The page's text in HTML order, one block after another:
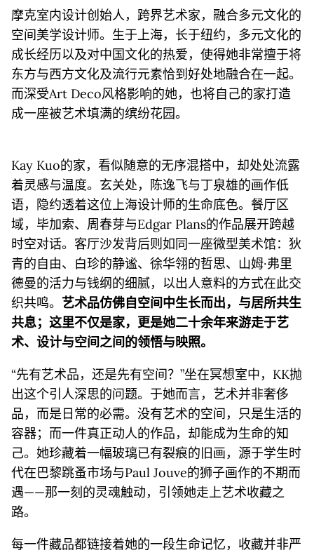
摩克室内设计创始人，跨界艺术家，融合多元文化的
空间美学设计师。生于上海，长于纽约，多元文化的
成长经历以及对中国文化的热爱，使得她非常擅于将
东方与西方文化及流行元素恰到好处地融合在一起。
而深受Art Deco风格影响的她，也将自己的家打造
成一座被艺术填满的缤纷花园。
Kay Kuo的家，看似随意的无序混搭中，却处处流露
着灵感与温度。玄关处，陈逸飞与丁泉雄的画作低
语，隐约透着这位上海设计师的生命底色。餐厅区
域，毕加索、周春芽与Edgar Plans的作品展开跨越
时空对话。客厅沙发背后则如同一座微型美术馆：狄
青的自由、白珍的静谧、徐华翎的哲思、山姆·弗里
德曼的活力与钱纲的细腻，以出人意料的方式在此交
织共鸣。 艺术品仿佛自空间中生长而出，与居所共生
共息；这里不仅是家，更是她二十余年来游走于艺
术、设计与空间之间的领悟与映照。
“先有艺术品，还是先有空间？”坐在冥想室中，KK抛
出这个引人深思的问题。于她而言，艺术并非奢侈
品，而是日常的必需。没有艺术的空间，只是生活的
容器；而一件真正动人的作品，却能成为生命的知
己。她珍藏着一幅玻璃已有裂痕的旧画，源于学生时
代在巴黎跳蚤市场与Paul Jouve的狮子画作的不期而
遇——那一刻的灵魂触动，引领她走上艺术收藏之
路。
每一件藏品都链接着她的一段生命记忆，收藏并非严